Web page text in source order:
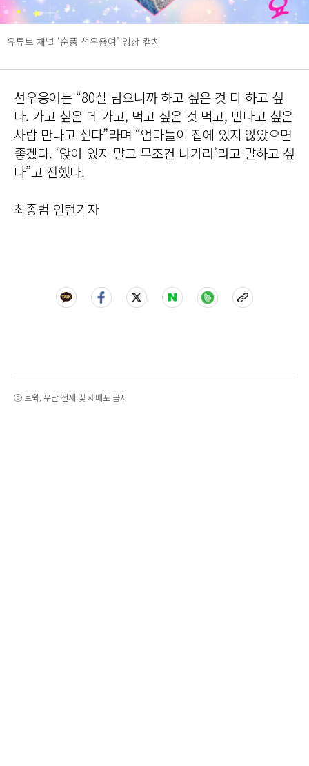
유튜브 채널 ‘순풍 선우용여’ 영상 캡처
선우용여는 “80살 넘으니까 하고 싶은 것 다 하고 싶
다. 가고 싶은 데 가고, 먹고 싶은 것 먹고, 만나고 싶은
사람 만나고 싶다”라며 “엄마들이 집에 있지 않았으면
좋겠다. ‘앉아 있지 말고 무조건 나가라’라고 말하고 싶
다”고 전했다.
최종범 인턴기자
ⓒ 트윅, 무단 전재 및 재배포 금지